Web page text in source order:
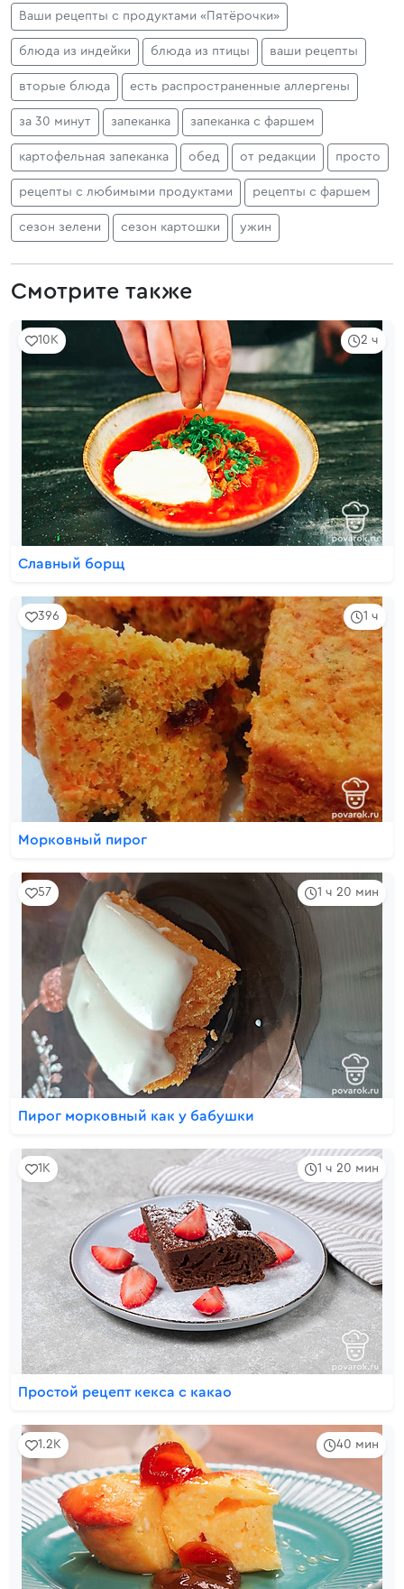
Ваши рецепты с продуктами «Пятёрочки»
блюда из индейки блюда из птицы ваши рецепты
вторые блюда есть распространенные аллергены
за 30 минут запеканка запеканка с фаршем
картофельная запеканка обед от редакции просто
рецепты с любимыми продуктами рецепты с фаршем
сезон зелени сезон картошки ужин
Смотрите также
2 ч
10K
Славный борщ
1 ч
396
Морковный пирог
1 ч 20 мин
57
Пирог морковный как у бабушки
1 ч 20 мин
1K
Простой рецепт кекса с какао
40 мин
1.2K